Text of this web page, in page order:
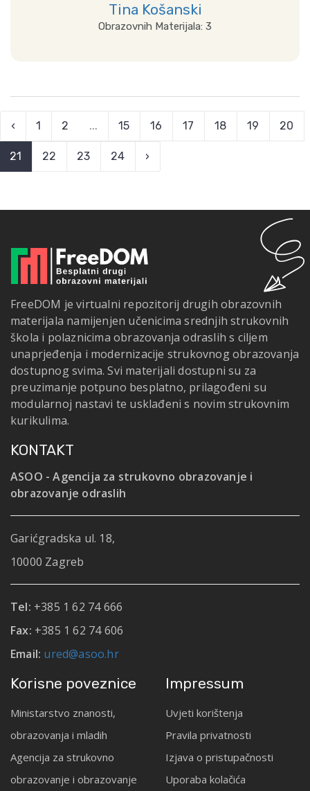
Tina Košanski
Obrazovnih Materijala: 3
‹ 1 2 ... 15 16 17 18 19 20
21 22 23 24 ›
FreeDOM je virtualni repozitorij drugih obrazovnih
materijala namijenjen učenicima srednjih strukovnih
škola i polaznicima obrazovanja odraslih s ciljem
unaprjeđenja i modernizacije strukovnog obrazovanja
dostupnog svima. Svi materijali dostupni su za
preuzimanje potpuno besplatno, prilagođeni su
modularnoj nastavi te usklađeni s novim strukovnim
kurikulima.
KONTAKT
ASOO - Agencija za strukovno obrazovanje i
obrazovanje odraslih
Garićgradska ul. 18,
10000 Zagreb
Tel: +385 1 62 74 666
Fax: +385 1 62 74 606
Email: ured@asoo.hr
Korisne poveznice
Ministarstvo znanosti,
obrazovanja i mladih
Agencija za strukovno
obrazovanje i obrazovanje
Impressum
Uvjeti korištenja
Pravila privatnosti
Izjava o pristupačnosti
Uporaba kolačića